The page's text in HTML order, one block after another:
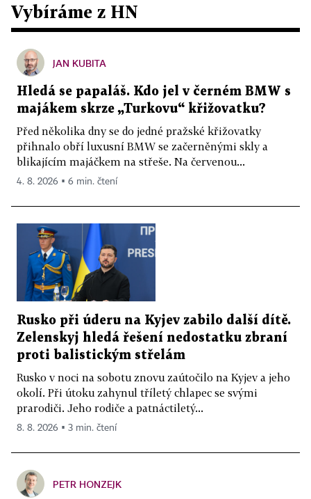
Vybíráme z HN
JAN KUBITA
Hledá se papaláš. Kdo jel v černém BMW s
majákem skrze „Turkovu“ křižovatku?
Před několika dny se do jedné pražské křižovatky
přihnalo obří luxusní BMW se začerněnými skly a
blikajícím majáčkem na střeše. Na červenou...
4. 8. 2026 ▪ 6 min. čtení
Rusko při úderu na Kyjev zabilo další dítě.
Zelenskyj hledá řešení nedostatku zbraní
proti balistickým střelám
Rusko v noci na sobotu znovu zaútočilo na Kyjev a jeho
okolí. Při útoku zahynul tříletý chlapec se svými
prarodiči. Jeho rodiče a patnáctiletý...
8. 8. 2026 ▪ 3 min. čtení
PETR HONZEJK